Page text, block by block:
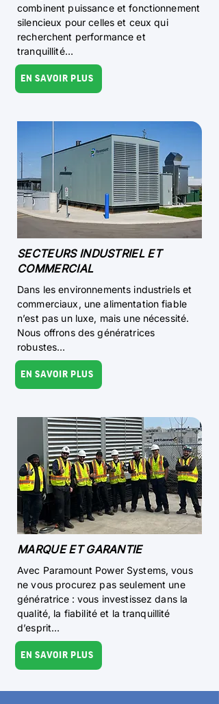
combinent puissance et fonctionnement
silencieux pour celles et ceux qui
recherchent performance et
tranquillité…
EN SAVOIR PLUS
SECTEURS INDUSTRIEL ET
COMMERCIAL
Dans les environnements industriels et
commerciaux, une alimentation fiable
n’est pas un luxe, mais une nécessité.
Nous offrons des génératrices
robustes…
EN SAVOIR PLUS
MARQUE ET GARANTIE
Avec Paramount Power Systems, vous
ne vous procurez pas seulement une
génératrice : vous investissez dans la
qualité, la fiabilité et la tranquillité
d’esprit…
EN SAVOIR PLUS